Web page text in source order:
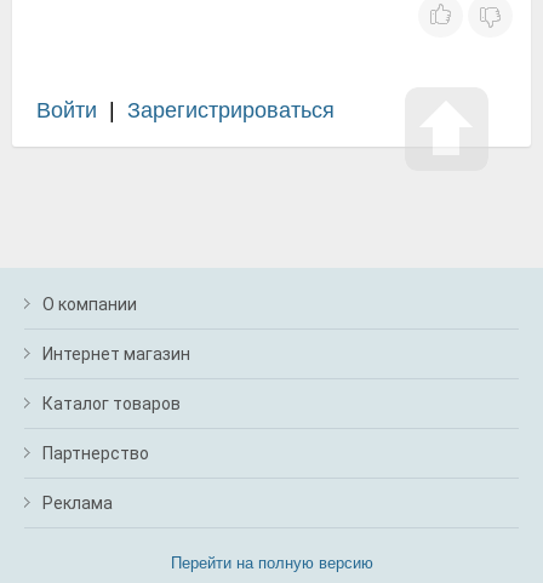
Войти Зарегистрироваться
О компании
Интернет магазин
Каталог товаров
Партнерство
Реклама
Перейти на полную версию